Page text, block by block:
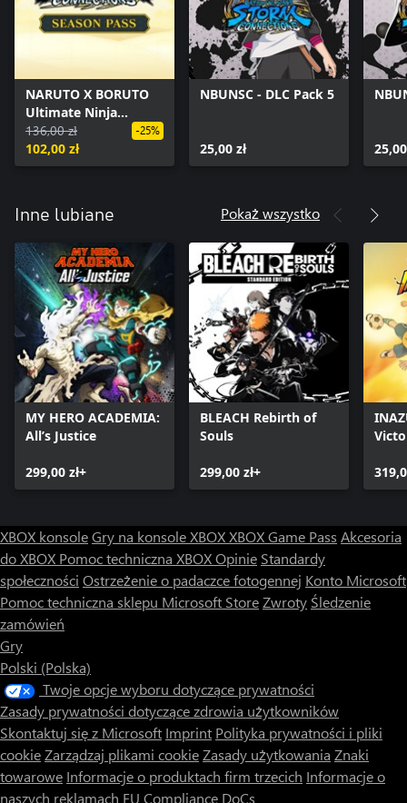
NARUTO X BORUTO
Ultimate Ninja
STORM
CONNECTIONS -
Season Pass
136,00 zł
102,00 zł
-25%
NBUNSC - DLC Pack 5
25,00 zł
Inne lubiane Pokaż wszystko
MY HERO ACADEMIA:
All’s Justice
299,00 zł+
BLEACH Rebirth of
Souls
299,00 zł+
XBOX konsoleGry na konsole XBOXXBOX Game Pass Akcesoria
do XBOX Pomoc techniczna XBOXOpinie Standardy
społeczności Ostrzeżenie o padaczce fotogennej Konto Microsoft
Pomoc techniczna sklepu Microsoft StoreZwroty Śledzenie
zamówień
Gry
Polski (Polska)
Twoje opcje wyboru dotyczące prywatności
Zasady prywatności dotyczące zdrowia użytkowników
Skontaktuj się z Microsoft Imprint Polityka prywatności i pliki
cookieZarządzaj plikami cookieZasady użytkowania Znaki
towarowe Informacje o produktach firm trzecich Informacje o
naszych reklamach EU Compliance DoCs